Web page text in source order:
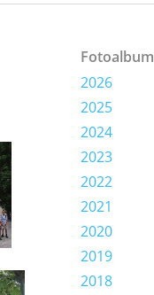
Fotoalbum
2026
2025
2024
2023
2022
2021
2020
2019
2018